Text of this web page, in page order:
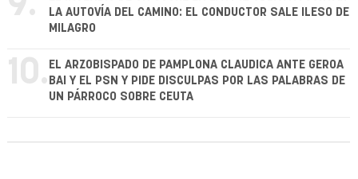
LA AUTOVÍA DEL CAMINO: EL CONDUCTOR SALE ILESO DE
MILAGRO
10. EL ARZOBISPADO DE PAMPLONA CLAUDICA ANTE GEROA
BAI Y EL PSN Y PIDE DISCULPAS POR LAS PALABRAS DE
UN PÁRROCO SOBRE CEUTA